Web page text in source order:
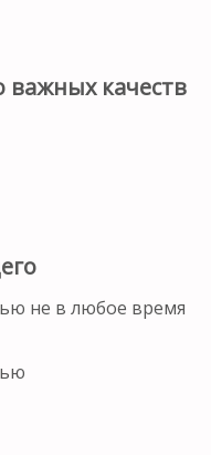
качеств
не в любое время